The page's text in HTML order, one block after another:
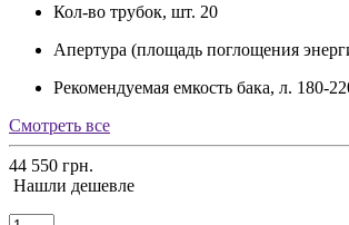
Кол-во трубок, шт. 20
Апертура (площадь поглощения
Рекомендуемая емкость бака, л. 180-
Смотреть все
44 550 грн.
Нашли дешевле